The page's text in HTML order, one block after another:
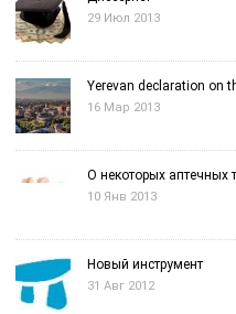
29 Июл 2013
Yerevan declaration on
16 Мар 2013
О некоторых аптечных
10 Янв 2013
Новый инструмент
31 Авг 2012